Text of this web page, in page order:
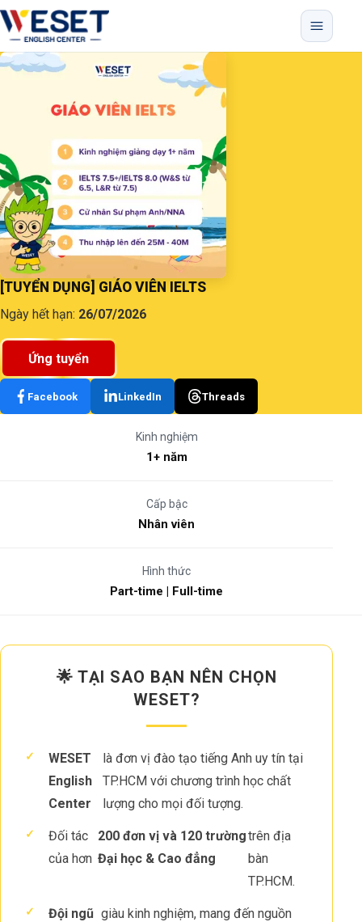
Bỏ qua menu, vào nội dung chính
[TUYỂN DỤNG] GIÁO VIÊN IELTS
Ngày hết hạn: 26/07/2026
Ứng tuyển
Facebook LinkedIn Threads
Kinh nghiệm
1+ năm
Cấp bậc
Nhân viên
Hình thức
Part-time | Full-time
🌟 TẠI SAO BẠN NÊN CHỌN
WESET?
✓
WESET
English
Center
là đơn vị đào tạo tiếng Anh uy tín tại
TP.HCM với chương trình học chất
lượng cho mọi đối tượng.
✓
Đối tác
của hơn
200 đơn vị và 120 trường
Đại học & Cao đẳng
trên địa
bàn
TP.HCM.
✓
Đội ngũ giàu kinh nghiệm, mang đến nguồn